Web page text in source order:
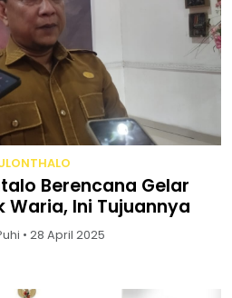
Berencana Gelar
Waria, Ini Tujuannya
• 28 April 2025